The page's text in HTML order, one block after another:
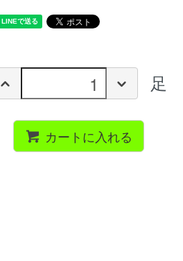
足
カートに入れる